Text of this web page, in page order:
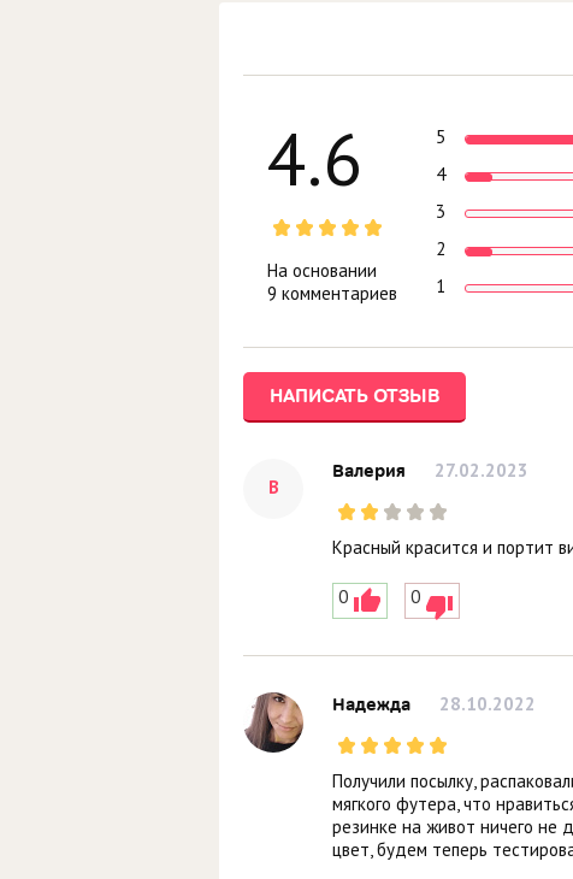
4.6
На основании
9 комментариев
5
4
3
2
1
НАПИСАТЬ ОТЗЫВ
В
Валерия 27.02.2023
Красный красится и портит
0 0
Надежда 28.10.2022
Получили посылку,
мягкого футера, что
резинке на живот ничего не
цвет, будем теперь